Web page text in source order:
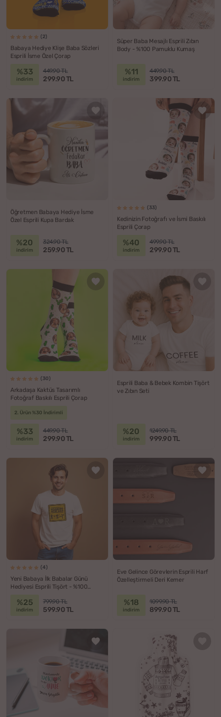
(2)
Babaya Hediye Klişe Baba Sözleri
Esprili İsme Özel Çorap
%33
indirim
449.90 TL
299.90 TL
Süper Baba Mesajlı Esprili Zıbın
Body - %100 Pamuklu Kumaş
%11
indirim
449.90 TL
399.90 TL
Öğretmen Babaya Hediye İsme
Özel Esprili Kupa Bardak
%20
indirim
324.90 TL
259.90 TL
(33)
Kedinizin Fotoğrafı ve İsmi Baskılı
Esprili Çorap
%40
indirim
499.90 TL
299.90 TL
(30)
Arkadaşa Kaktüs Tasarımlı
Fotoğraf Baskılı Esprili Çorap
2. Ürün %30 İndirimli
%33
indirim
449.90 TL
299.90 TL
Esprili Baba & Bebek Kombin Tişört
ve Zıbın Seti
%20
indirim
1249.90 TL
999.90 TL
(4)
Yeni Babaya İlk Babalar Günü
Hediyesi Esprili Tişört - %100
%25
indirim
799.90 TL
599.90 TL
Eve Gelince Görevlerin Esprili Harf
Özelleştirmeli Deri Kemer
%18
indirim
1099.90 TL
899.90 TL